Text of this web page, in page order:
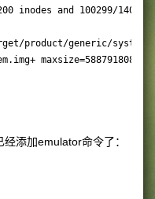
inodes and 100299/
product/generic/
maxsize=588791808
经添加emulator命令了：